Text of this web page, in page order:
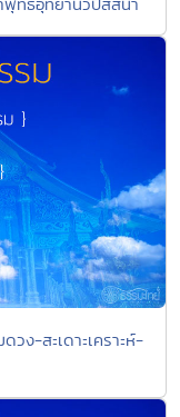
ง-สะเดาะเคราะห์-